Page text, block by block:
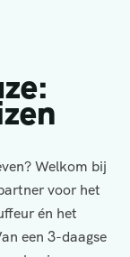
Welkom bij
voor het
én het
een 3-daagse